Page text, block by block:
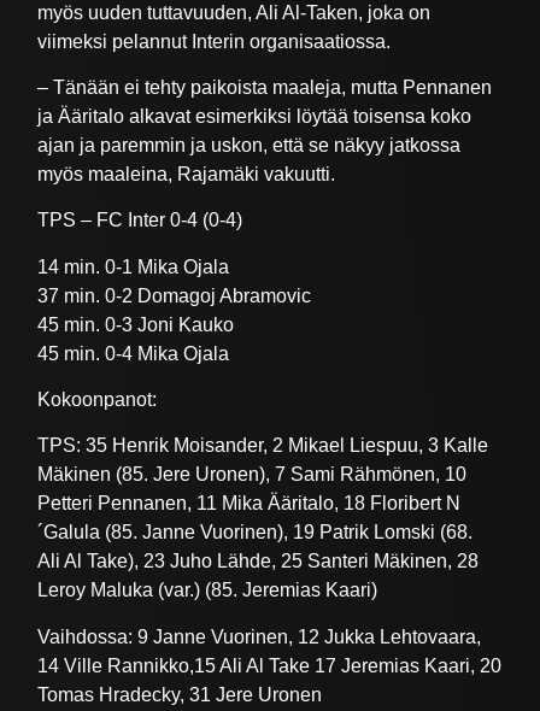
myös uuden tuttavuuden, Ali Al-Taken, joka on
viimeksi pelannut Interin organisaatiossa.
– Tänään ei tehty paikoista maaleja, mutta Pennanen
ja Ääritalo alkavat esimerkiksi löytää toisensa koko
ajan ja paremmin ja uskon, että se näkyy jatkossa
myös maaleina, Rajamäki vakuutti.
TPS – FC Inter 0-4 (0-4)
14 min. 0-1 Mika Ojala
37 min. 0-2 Domagoj Abramovic
45 min. 0-3 Joni Kauko
45 min. 0-4 Mika Ojala
Kokoonpanot:
TPS: 35 Henrik Moisander, 2 Mikael Liespuu, 3 Kalle
Mäkinen (85. Jere Uronen), 7 Sami Rähmönen, 10
Petteri Pennanen, 11 Mika Ääritalo, 18 Floribert N
´Galula (85. Janne Vuorinen), 19 Patrik Lomski (68.
Ali Al Take), 23 Juho Lähde, 25 Santeri Mäkinen, 28
Leroy Maluka (var.) (85. Jeremias Kaari)
Vaihdossa: 9 Janne Vuorinen, 12 Jukka Lehtovaara,
14 Ville Rannikko,15 Ali Al Take 17 Jeremias Kaari, 20
Tomas Hradecky, 31 Jere Uronen